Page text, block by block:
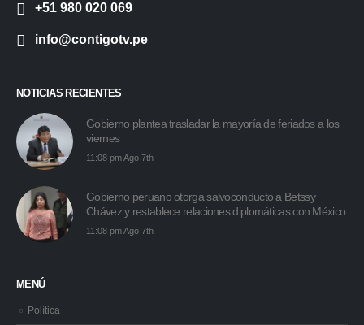
+51 980 020 069
info@contigotv.pe
NOTICIAS RECIENTES
Gobierno plantea trasladar la mayoría de feriados a los
viernes
11:08 pm Ago 7th
Gobierno peruano otorga salvoconducto a Betssy
Chávez y restablece relaciones diplomáticas con México
11:08 pm Ago 7th
MENÚ
Política